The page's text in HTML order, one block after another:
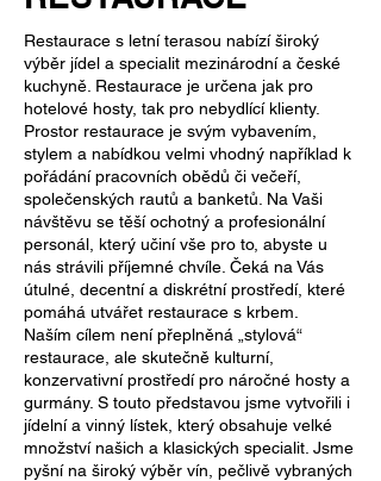
Restaurace s letní terasou nabízí široký
výběr jídel a specialit mezinárodní a české
kuchyně. Restaurace je určena jak pro
hotelové hosty, tak pro nebydlící klienty.
Prostor restaurace je svým vybavením,
stylem a nabídkou velmi vhodný například k
pořádání pracovních obědů či večeří,
společenských rautů a banketů. Na Vaši
návštěvu se těší ochotný a profesionální
personál, který učiní vše pro to, abyste u
nás strávili příjemné chvíle. Čeká na Vás
útulné, decentní a diskrétní prostředí, které
pomáhá utvářet restaurace s krbem.
Naším cílem není přeplněná „stylová“
restaurace, ale skutečně kulturní,
konzervativní prostředí pro náročné hosty a
gurmány. S touto představou jsme vytvořili i
jídelní a vinný lístek, který obsahuje velké
množství našich a klasických specialit. Jsme
pyšní na široký výběr vín, pečlivě vybraných